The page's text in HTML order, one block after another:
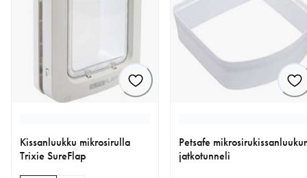
Kissanluukku mikrosirulla
Trixie SureFlap
Petsafe
jatkotunneli